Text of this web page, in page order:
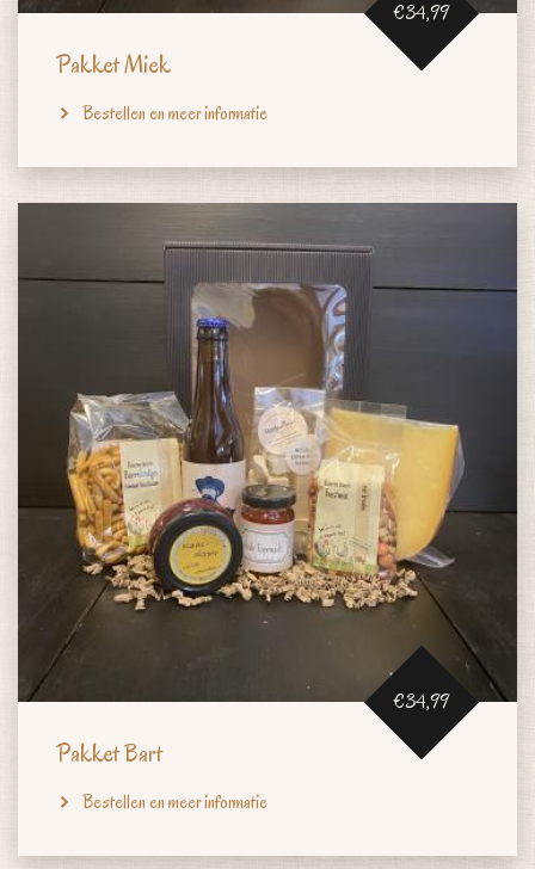
€34,99
Pakket Miek
Bestellen en meer informatie
€34,99
Pakket Bart
Bestellen en meer informatie